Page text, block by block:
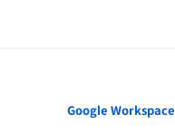
Google Workspace